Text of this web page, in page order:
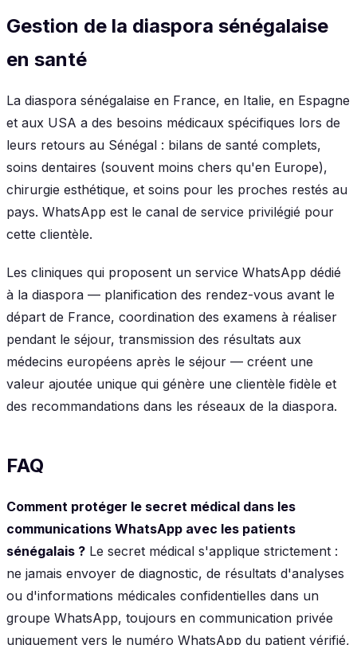
Gestion de la diaspora sénégalaise
en santé
La diaspora sénégalaise en France, en Italie, en Espagne
et aux USA a des besoins médicaux spécifiques lors de
leurs retours au Sénégal : bilans de santé complets,
soins dentaires (souvent moins chers qu'en Europe),
chirurgie esthétique, et soins pour les proches restés au
pays. WhatsApp est le canal de service privilégié pour
cette clientèle.
Les cliniques qui proposent un service WhatsApp dédié
à la diaspora — planification des rendez-vous avant le
départ de France, coordination des examens à réaliser
pendant le séjour, transmission des résultats aux
médecins européens après le séjour — créent une
valeur ajoutée unique qui génère une clientèle fidèle et
des recommandations dans les réseaux de la diaspora.
FAQ
Comment protéger le secret médical dans les
communications WhatsApp avec les patients
sénégalais ? Le secret médical s'applique strictement :
ne jamais envoyer de diagnostic, de résultats d'analyses
ou d'informations médicales confidentielles dans un
groupe WhatsApp, toujours en communication privée
uniquement vers le numéro WhatsApp du patient vérifié,